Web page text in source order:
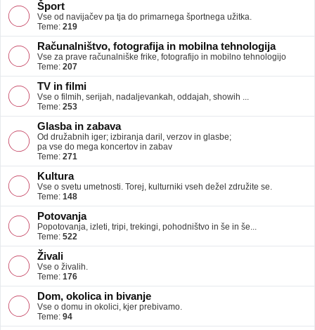
Šport
Vse od navijačev pa tja do primarnega športnega užitka.
Teme: 219
Računalništvo, fotografija in mobilna tehnologija
Vse za prave računalniške frike, fotografijo in mobilno tehnologijo
Teme: 207
TV in filmi
Vse o filmih, serijah, nadaljevankah, oddajah, showih ...
Teme: 253
Glasba in zabava
Od družabnih iger; izbiranja daril, verzov in glasbe;
pa vse do mega koncertov in zabav
Teme: 271
Kultura
Vse o svetu umetnosti. Torej, kulturniki vseh dežel združite se.
Teme: 148
Potovanja
Popotovanja, izleti, tripi, trekingi, pohodništvo in še in še...
Teme: 522
Živali
Vse o živalih.
Teme: 176
Dom, okolica in bivanje
Vse o domu in okolici, kjer prebivamo.
Teme: 94